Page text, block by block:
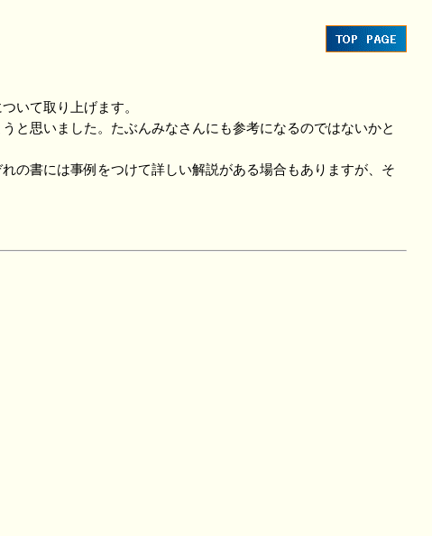
いて取り上げます。
と思いました。たぶんみなさんにも参考になるのではないかと
の書には事例をつけて詳しい解説がある場合もありますが、そ